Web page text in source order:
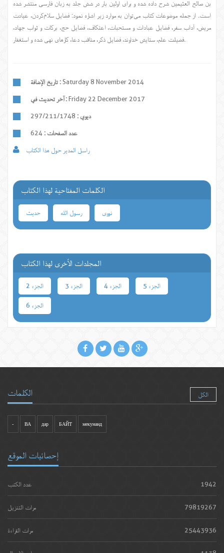
بن صالح العثیمین شرح داده شده و برای اولین بار در شش جلد به زبان فارسی منتشر شده
است. از جمله موضوعات کتاب می‌توان به موارد زیر اشاره نمود: فضایل سلام‌کردن، عیادت
مریض، آداب سفر، فضایل عبادات و مستحبات، اعتکاف، فضایل حج، برکات و ثواب جهاد،
فضیلت علم، ستایش خداوند، فضایل ذکر، مناقب دعا، کارهای نهی شده و استغفار.
تاريخ الإضافة : Saturday 8 November 2014
آخر تحديث في : Friday 22 December 2017
ديوي : 297/211/1748
عدد الصفحات :
راسل المدير حول هذا الكتاب
الكلمات المفتاحية لهذا الكتاب
حدیث رسول الله نووی
المجلدات الأخرى لهذا الكتاب
الجزء 2 الجزء 3 الجزء 4 الجزء 5
الجزء 6
الكلمات الكل
- ВА дар БАЙТ мекунанд
إحصائيات الموقع
عدد الكتب 1942
مرات التنزيل 79819267
مرات القراءة 25443936